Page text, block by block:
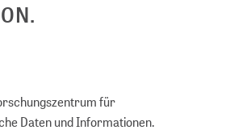
für
Daten und Informationen.